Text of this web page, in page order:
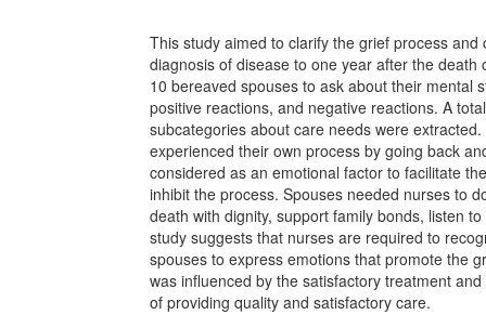
This study aimed to clarify the grief process
diagnosis of disease to one year after the
10 bereaved spouses to ask about their mental
positive reactions, and negative reactions. A
subcategories about care needs were
experienced their own process by going back
considered as an emotional factor to facilitate
inhibit the process. Spouses needed nurses to
death with dignity, support family bonds, listen
study suggests that nurses are required to
spouses to express emotions that promote the
was influenced by the satisfactory treatment
of providing quality and satisfactory care.